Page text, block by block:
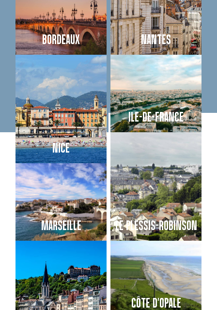
BORDEAUX
NICE
MARSEILLE
NANTES
ILE-DE-FRANCE
LE PLESSIS-ROBINSON
CÔTE D'OPALE